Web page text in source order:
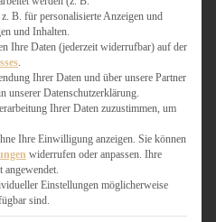
B. für personalisierte Anzeigen und
und Inhalten.
Ihre Daten (jederzeit widerrufbar) auf der
Ihrer Daten und über unsere Partner
unserer Datenschutzerklärung.
Ihrer Daten zuzustimmen, um
Ihre Einwilligung anzeigen. Sie können
widerrufen oder anpassen. Ihre
Einstellungen möglicherweise
sind.